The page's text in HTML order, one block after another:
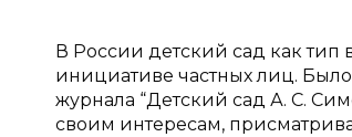
В России детский сад как тип
инициативе частных лиц. Было
журнала “Детский сад А. С.
своим интересам,